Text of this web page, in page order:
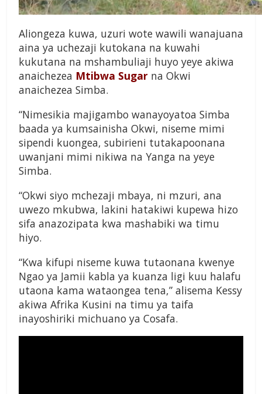
Aliongeza kuwa, uzuri wote wawili wanajuana
aina ya uchezaji kutokana na kuwahi
kukutana na mshambuliaji huyo yeye akiwa
anaichezea Mtibwa Sugar na Okwi
anaichezea Simba.
“Nimesikia majigambo wanayoyatoa Simba
baada ya kumsainisha Okwi, niseme mimi
sipendi kuongea, subirieni tutakapoonana
uwanjani mimi nikiwa na Yanga na yeye
Simba.
“Okwi siyo mchezaji mbaya, ni mzuri, ana
uwezo mkubwa, lakini hatakiwi kupewa hizo
sifa anazozipata kwa mashabiki wa timu
hiyo.
“Kwa kifupi niseme kuwa tutaonana kwenye
Ngao ya Jamii kabla ya kuanza ligi kuu halafu
utaona kama wataongea tena,” alisema Kessy
akiwa Afrika Kusini na timu ya taifa
inayoshiriki michuano ya Cosafa.